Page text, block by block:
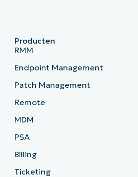
Producten
RMM
Endpoint Management
Patch Management
Remote
MDM
PSA
Billing
Ticketing